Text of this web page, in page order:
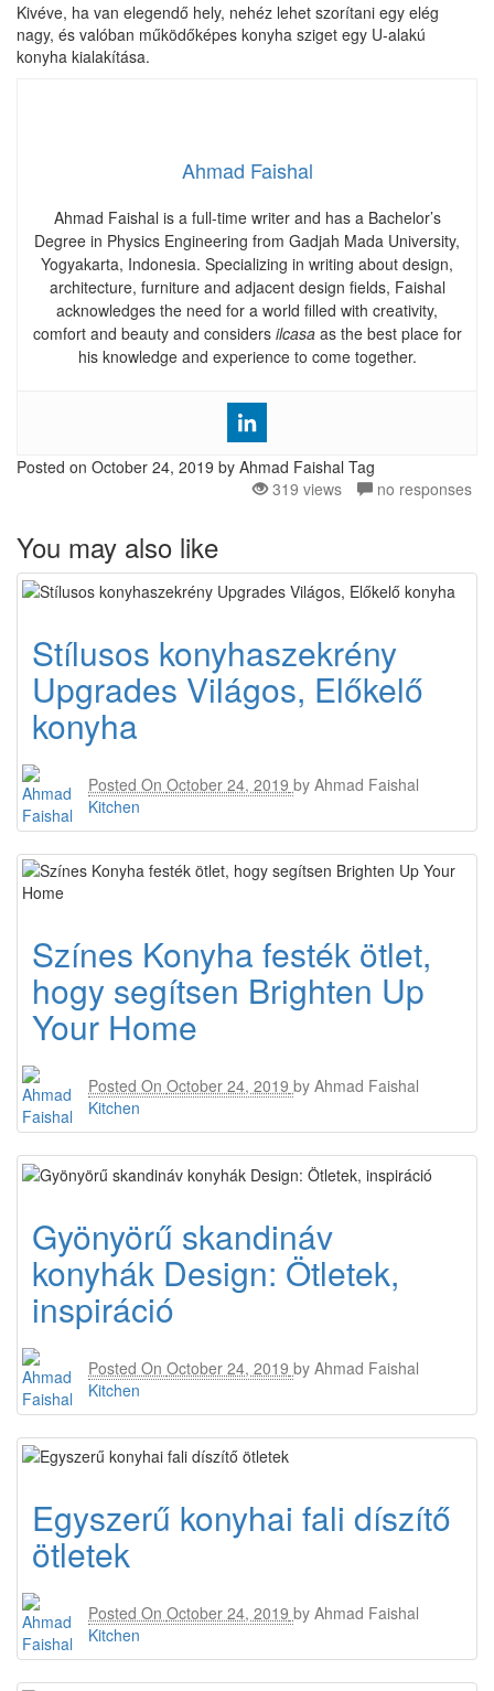
Kivéve, ha van elegendő hely, nehéz lehet szorítani egy elég
nagy, és valóban működőképes konyha sziget egy U-alakú
konyha kialakítása.
Ahmad Faishal
Ahmad Faishal is a full-time writer and has a Bachelor’s
Degree in Physics Engineering from Gadjah Mada University,
Yogyakarta, Indonesia. Specializing in writing about design,
architecture, furniture and adjacent design fields, Faishal
acknowledges the need for a world filled with creativity,
comfort and beauty and considers ilcasaas the best place for
his knowledge and experience to come together.
Posted on October 24, 2019 by Ahmad Faishal Tag
319 views
no responses
You may also like
Stílusos konyhaszekrény
Upgrades Világos, Előkelő
konyha
Posted On October 24, 2019 by Ahmad Faishal
Kitchen
Színes Konyha festék ötlet,
hogy segítsen Brighten Up
Your Home
Posted On October 24, 2019 by Ahmad Faishal
Kitchen
Gyönyörű skandináv
konyhák Design: Ötletek,
inspiráció
Posted On October 24, 2019 by Ahmad Faishal
Kitchen
Egyszerű konyhai fali díszítő
ötletek
Posted On October 24, 2019 by Ahmad Faishal
Kitchen